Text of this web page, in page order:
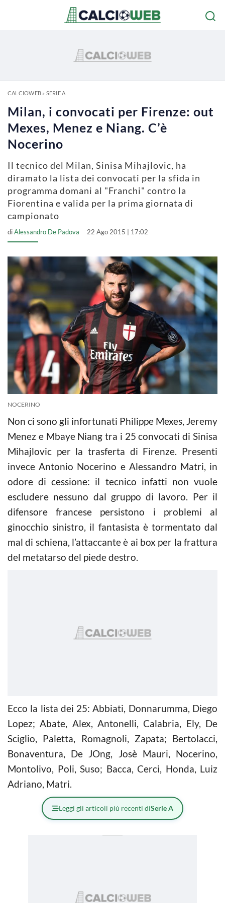
CALCIOWEB» SERIE A
Milan, i convocati per Firenze: out
Mexes, Menez e Niang. C’è
Nocerino
Il tecnico del Milan, Sinisa Mihajlovic, ha
diramato la lista dei convocati per la sfida in
programma domani al "Franchi" contro la
Fiorentina e valida per la prima giornata di
campionato
diAlessandro De Padova 22 Ago 2015 | 17:02
NOCERINO
Non ci sono gli infortunati Philippe Mexes, Jeremy
Menez e Mbaye Niang tra i 25 convocati di Sinisa
Mihajlovic per la trasferta di Firenze. Presenti
invece Antonio Nocerino e Alessandro Matri, in
odore di cessione: il tecnico infatti non vuole
escludere nessuno dal gruppo di lavoro. Per il
difensore francese persistono i problemi al
ginocchio sinistro, il fantasista è tormentato dal
mal di schiena, l’attaccante è ai box per la frattura
del metatarso del piede destro.
Ecco la lista dei 25: Abbiati, Donnarumma, Diego
Lopez; Abate, Alex, Antonelli, Calabria, Ely, De
Sciglio, Paletta, Romagnoli, Zapata; Bertolacci,
Bonaventura, De JOng, Josè Mauri, Nocerino,
Montolivo, Poli, Suso; Bacca, Cerci, Honda, Luiz
Adriano, Matri.
Leggi gli articoli più recenti diSerie A